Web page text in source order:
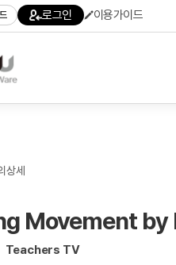
로그인 이용가이드
상세
Movement by
Teachers TV